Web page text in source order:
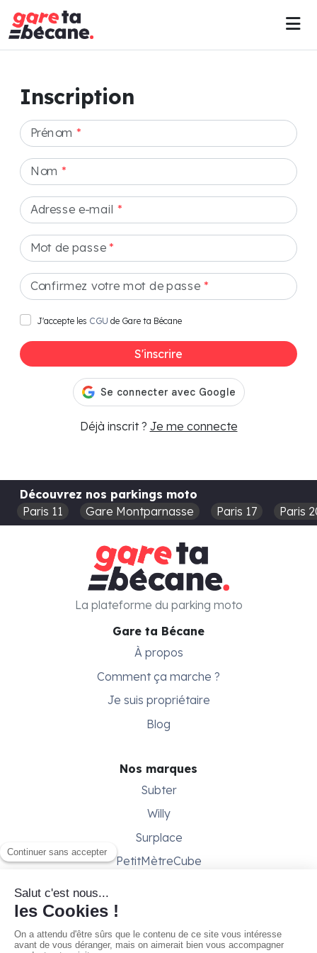
Inscription
Prénom *
Nom *
Adresse e-mail *
Mot de passe*
Confirmez votre mot de passe *
J'accepte les CGU de Gare ta Bécane
S'inscrire
Déjà inscrit ? Je me connecte
Découvrez nos parkings moto
Paris 11
Gare Montparnasse Paris 17 Paris
Gare ta Bécane
À propos
Comment ça marche ?
Je suis propriétaire
Blog
Nos marques
Subter
Willy
Surplace
PetitMètreCube
Besoin d'aide ?
La plateforme du parking moto